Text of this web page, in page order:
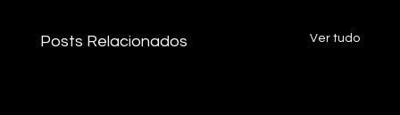
Posts Relacionados Ver tudo